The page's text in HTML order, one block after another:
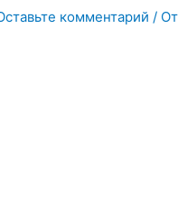
комментарий / От